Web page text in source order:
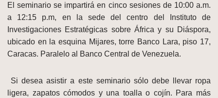
El seminario se impartirá en cinco sesiones de 10:00 a.m.
a 12:15 p.m, en la sede del centro del Instituto de
Investigaciones Estratégicas sobre África y su Diáspora,
ubicado en la esquina Mijares, torre Banco Lara, piso 17,
Caracas. Paralelo al Banco Central de Venezuela.
Si desea asistir a este seminario sólo debe llevar ropa
ligera, zapatos cómodos y una toalla o cojín. Para más